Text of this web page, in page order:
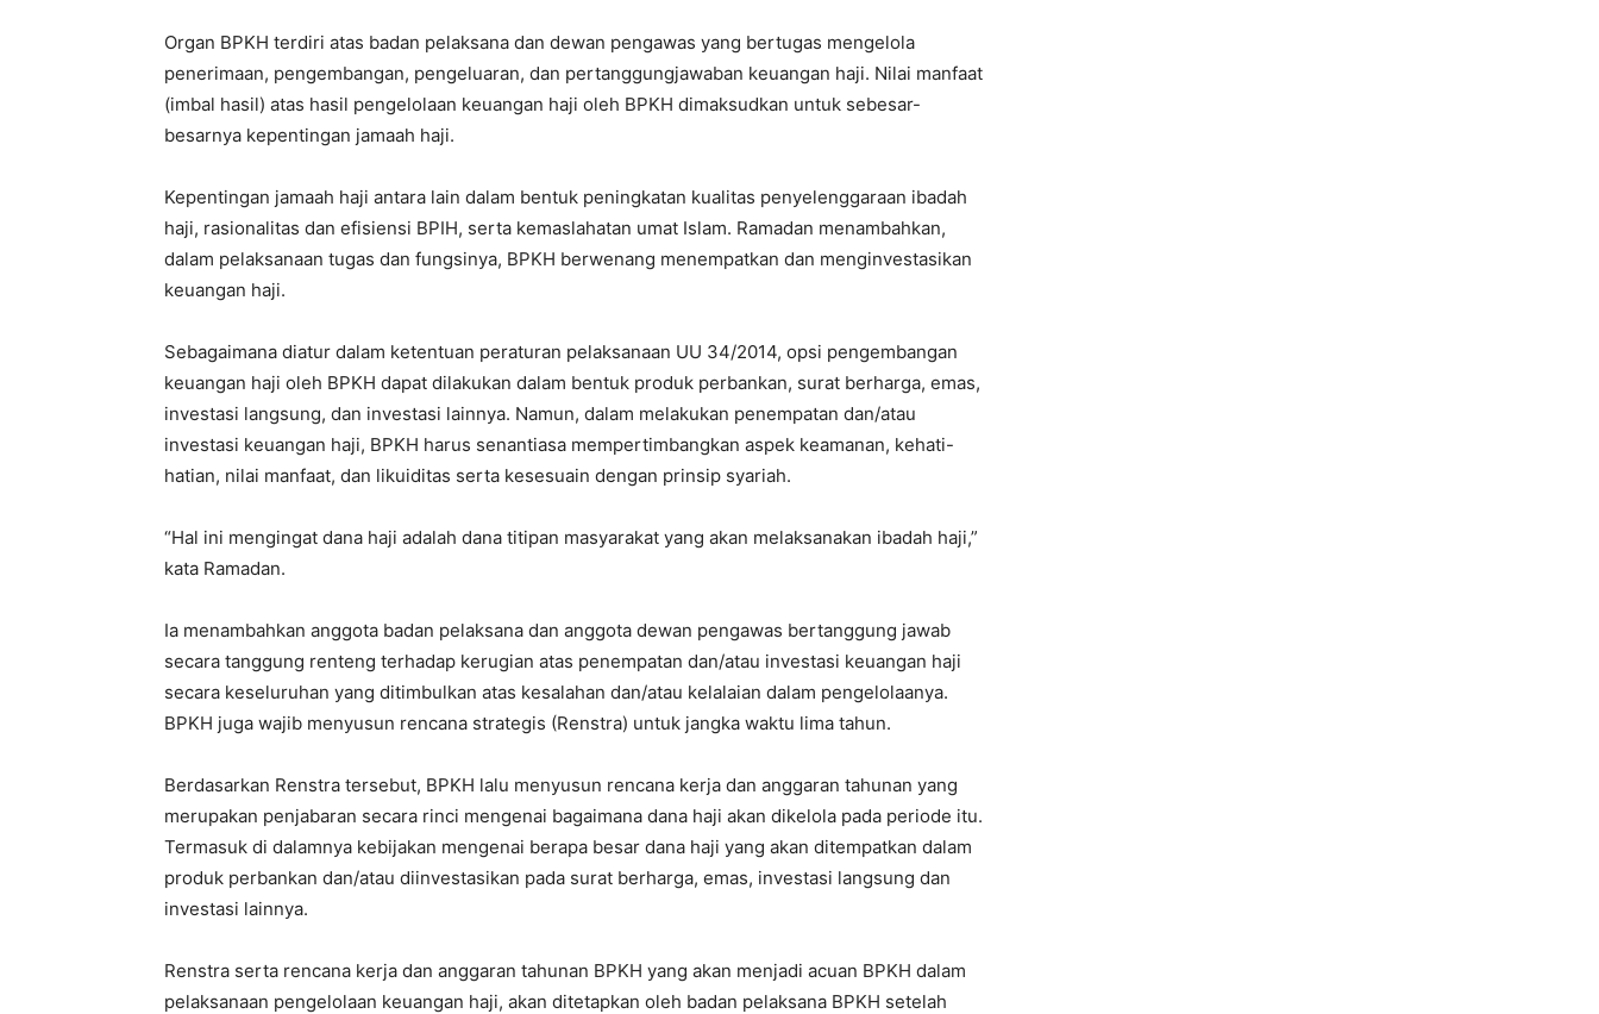
Organ BPKH terdiri atas badan pelaksana dan dewan pengawas yang bertugas mengelola
penerimaan, pengembangan, pengeluaran, dan pertanggungjawaban keuangan haji. Nilai manfaat
(imbal hasil) atas hasil pengelolaan keuangan haji oleh BPKH dimaksudkan untuk sebesar-
besarnya kepentingan jamaah haji.
Kepentingan jamaah haji antara lain dalam bentuk peningkatan kualitas penyelenggaraan ibadah
haji, rasionalitas dan efisiensi BPIH, serta kemaslahatan umat Islam. Ramadan menambahkan,
dalam pelaksanaan tugas dan fungsinya, BPKH berwenang menempatkan dan menginvestasikan
keuangan haji.
Sebagaimana diatur dalam ketentuan peraturan pelaksanaan UU 34/2014, opsi pengembangan
keuangan haji oleh BPKH dapat dilakukan dalam bentuk produk perbankan, surat berharga, emas,
investasi langsung, dan investasi lainnya. Namun, dalam melakukan penempatan dan/atau
investasi keuangan haji, BPKH harus senantiasa mempertimbangkan aspek keamanan, kehati-
hatian, nilai manfaat, dan likuiditas serta kesesuain dengan prinsip syariah.
“Hal ini mengingat dana haji adalah dana titipan masyarakat yang akan melaksanakan ibadah haji,”
kata Ramadan.
Ia menambahkan anggota badan pelaksana dan anggota dewan pengawas bertanggung jawab
secara tanggung renteng terhadap kerugian atas penempatan dan/atau investasi keuangan haji
secara keseluruhan yang ditimbulkan atas kesalahan dan/atau kelalaian dalam pengelolaanya.
BPKH juga wajib menyusun rencana strategis (Renstra) untuk jangka waktu lima tahun.
Berdasarkan Renstra tersebut, BPKH lalu menyusun rencana kerja dan anggaran tahunan yang
merupakan penjabaran secara rinci mengenai bagaimana dana haji akan dikelola pada periode itu.
Termasuk di dalamnya kebijakan mengenai berapa besar dana haji yang akan ditempatkan dalam
produk perbankan dan/atau diinvestasikan pada surat berharga, emas, investasi langsung dan
investasi lainnya.
Renstra serta rencana kerja dan anggaran tahunan BPKH yang akan menjadi acuan BPKH dalam
pelaksanaan pengelolaan keuangan haji, akan ditetapkan oleh badan pelaksana BPKH setelah